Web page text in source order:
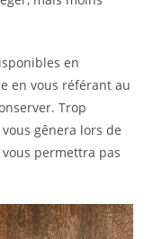
en
en vous référant au
Trop
gênera lors de
permettra pas